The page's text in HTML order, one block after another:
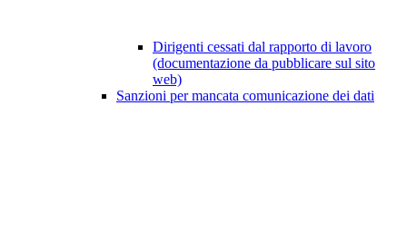
Dirigenti cessati dal rapporto di lavoro
(documentazione da pubblicare sul sito
web)
Sanzioni per mancata comunicazione dei dati